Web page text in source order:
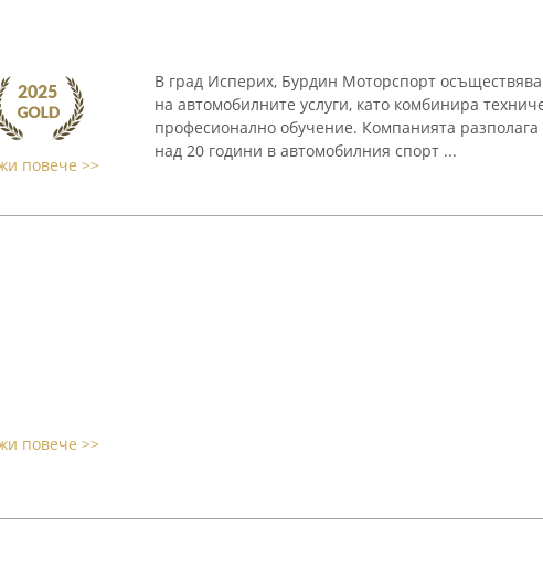
повече >>
В град Исперих, Бурдин Моторспорт
на автомобилните услуги, като комбинира
професионално обучение. Компанията разполага
над 20 години в автомобилния спорт ...
повече >>